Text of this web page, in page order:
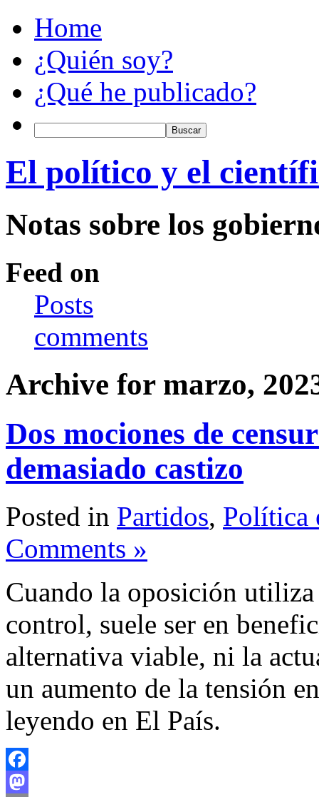
Home
¿Quién soy?
¿Qué he publicado?
El político y el
Notas sobre los
Feed on
Posts
comments
Archive for marzo,
Dos mociones de
demasiado castizo
Posted in Partidos, Política
Comments »
Cuando la oposición
control, suele ser en
alternativa viable, ni la
un aumento de la tensión
leyendo en El País.
Facebook